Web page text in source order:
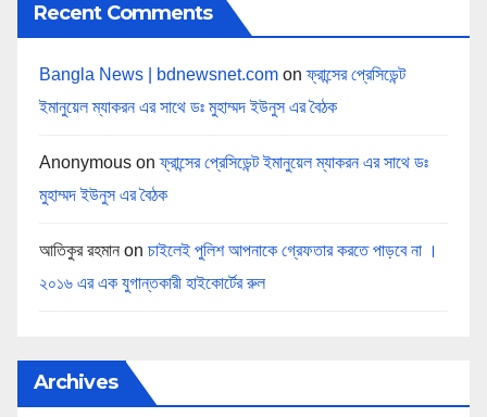
Recent Comments
Bangla News | bdnewsnet.com onফ্রান্সের প্রেসিডেন্ট
ইমানুয়েল ম্যাকরন এর সাথে ডঃ মুহাম্মদ ইউনুস এর বৈঠক
Anonymous onফ্রান্সের প্রেসিডেন্ট ইমানুয়েল ম্যাকরন এর সাথে ডঃ
মুহাম্মদ ইউনুস এর বৈঠক
আতিকুর রহমান on চাইলেই পুলিশ আপনাকে গ্রেফতার করতে পাড়বে না ।
২০১৬ এর এক যুগান্তকারী হাইকোর্টের রুল
Archives